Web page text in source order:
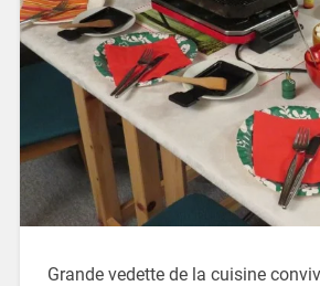
Grande vedette de la cuisine